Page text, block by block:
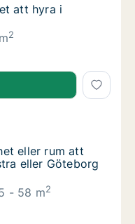
att hyra i Linköping
att hyra i
2
att hyra i Linköping
i Linköping
eller rum att hyra i
eller rum att hyra i
eller rum att
eller Göteborg
- 58 m2
eller rum att hyra i